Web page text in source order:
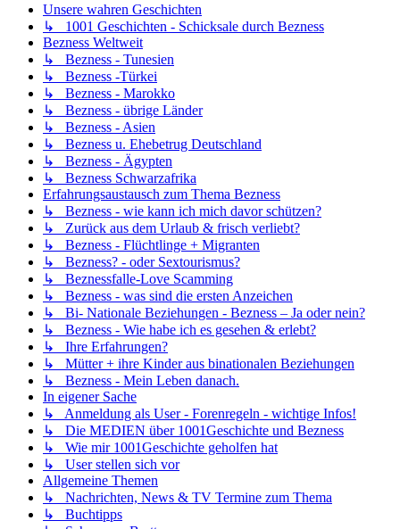
Unsere wahren Geschichten
↳ 1001 Geschichten - Schicksale durch Bezness
Bezness Weltweit
↳ Bezness - Tunesien
↳ Bezness -Türkei
↳ Bezness - Marokko
↳ Bezness - übrige Länder
↳ Bezness - Asien
↳ Bezness u. Ehebetrug Deutschland
↳ Bezness - Ägypten
↳ Bezness Schwarzafrika
Erfahrungsaustausch zum Thema Bezness
↳ Bezness - wie kann ich mich davor schützen?
↳ Zurück aus dem Urlaub & frisch verliebt?
↳ Bezness - Flüchtlinge + Migranten
↳ Bezness? - oder Sextourismus?
↳ Beznessfalle-Love Scamming
↳ Bezness - was sind die ersten Anzeichen
↳ Bi- Nationale Beziehungen - Bezness – Ja oder nein?
↳ Bezness - Wie habe ich es gesehen & erlebt?
↳ Ihre Erfahrungen?
↳ Mütter + ihre Kinder aus binationalen Beziehungen
↳ Bezness - Mein Leben danach.
In eigener Sache
↳ Anmeldung als User - Forenregeln - wichtige Infos!
↳ Die MEDIEN über 1001Geschichte und Bezness
↳ Wie mir 1001Geschichte geholfen hat
↳ User stellen sich vor
Allgemeine Themen
↳ Nachrichten, News & TV Termine zum Thema
↳ Buchtipps